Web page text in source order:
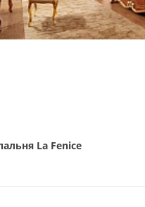
La Fenice